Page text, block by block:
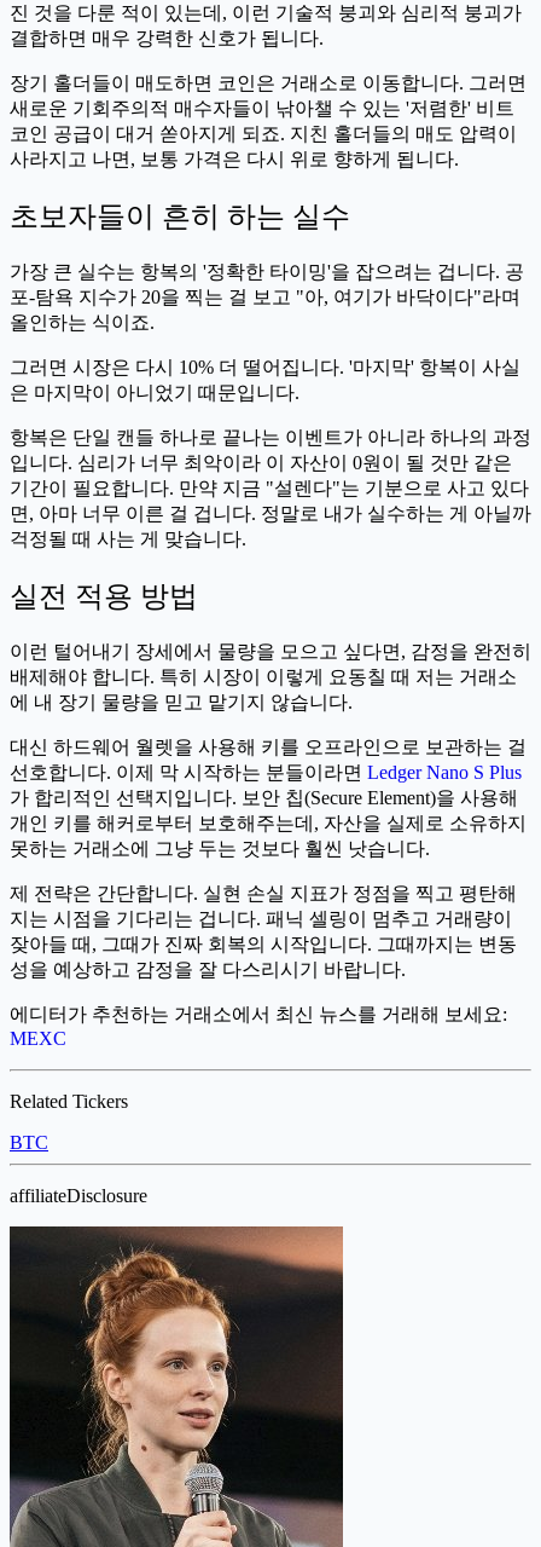
진 것을 다룬 적이 있는데, 이런 기술적 붕괴와 심리적 붕괴가
결합하면 매우 강력한 신호가 됩니다.
장기 홀더들이 매도하면 코인은 거래소로 이동합니다. 그러면
새로운 기회주의적 매수자들이 낚아챌 수 있는 '저렴한' 비트
코인 공급이 대거 쏟아지게 되죠. 지친 홀더들의 매도 압력이
사라지고 나면, 보통 가격은 다시 위로 향하게 됩니다.
초보자들이 흔히 하는 실수
가장 큰 실수는 항복의 '정확한 타이밍'을 잡으려는 겁니다. 공
포-탐욕 지수가 20을 찍는 걸 보고 "아, 여기가 바닥이다"라며
올인하는 식이죠.
그러면 시장은 다시 10% 더 떨어집니다. '마지막' 항복이 사실
은 마지막이 아니었기 때문입니다.
항복은 단일 캔들 하나로 끝나는 이벤트가 아니라 하나의 과정
입니다. 심리가 너무 최악이라 이 자산이 0원이 될 것만 같은
기간이 필요합니다. 만약 지금 "설렌다"는 기분으로 사고 있다
면, 아마 너무 이른 걸 겁니다. 정말로 내가 실수하는 게 아닐까
걱정될 때 사는 게 맞습니다.
실전 적용 방법
이런 털어내기 장세에서 물량을 모으고 싶다면, 감정을 완전히
배제해야 합니다. 특히 시장이 이렇게 요동칠 때 저는 거래소
에 내 장기 물량을 믿고 맡기지 않습니다.
대신 하드웨어 월렛을 사용해 키를 오프라인으로 보관하는 걸
선호합니다. 이제 막 시작하는 분들이라면 Ledger Nano S Plus
가 합리적인 선택지입니다. 보안 칩(Secure Element)을 사용해
개인 키를 해커로부터 보호해주는데, 자산을 실제로 소유하지
못하는 거래소에 그냥 두는 것보다 훨씬 낫습니다.
제 전략은 간단합니다. 실현 손실 지표가 정점을 찍고 평탄해
지는 시점을 기다리는 겁니다. 패닉 셀링이 멈추고 거래량이
잦아들 때, 그때가 진짜 회복의 시작입니다. 그때까지는 변동
성을 예상하고 감정을 잘 다스리시기 바랍니다.
에디터가 추천하는 거래소에서 최신 뉴스를 거래해 보세요:
MEXC
Related Tickers
BTC
affiliateDisclosure